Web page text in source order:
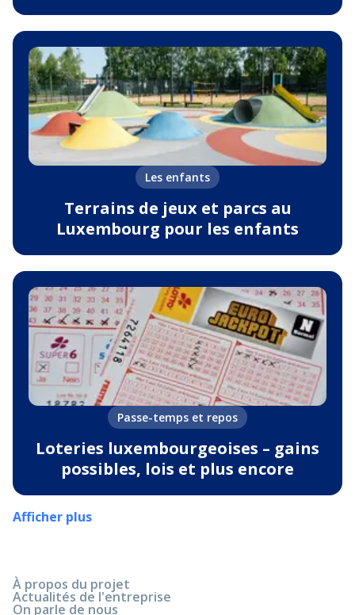
Les enfants
Terrains de jeux et parcs au
Luxembourg pour les enfants
Passe-temps et repos
Loteries luxembourgeoises – gains
possibles, lois et plus encore
Afficher plus
À propos du projet
Actualités de l'entreprise
On parle de nous